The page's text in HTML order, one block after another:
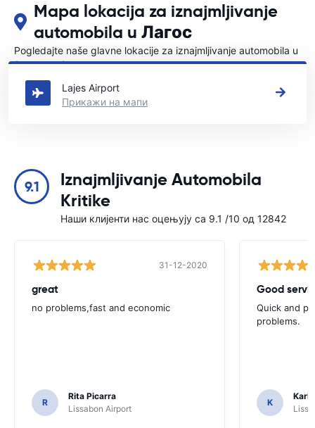
Mapa lokacija za iznajmljivanje
automobila u Лагос
Pogledajte naše glavne lokacije za iznajmljivanje automobila u
{COUNTRI}
Lajes Airport
Прикажи на мапи
9.1
Iznajmljivanje Automobila
Kritike
Наши клијенти нас оцењују са 9.1 /10 од 12842
31-12-2020
great
no problems,fast and economic
R
Rita Picarra
Lissabon Airport
Good
Quick and
problems.
K
Karl